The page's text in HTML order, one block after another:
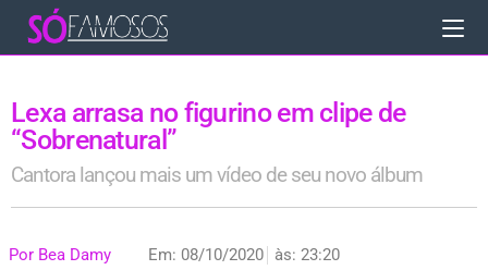
Lexa arrasa no figurino em clipe de
“Sobrenatural”
Cantora lançou mais um vídeo de seu novo álbum
Por Bea Damy Em: 08/10/2020 às: 23:20